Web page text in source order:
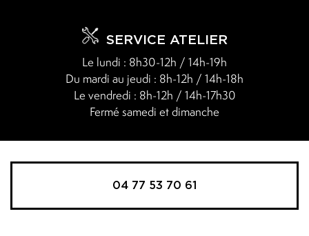
SERVICE ATELIER
Le lundi : 8h30-12h / 14h-19h
Du mardi au jeudi : 8h-12h / 14h-18h
Le vendredi : 8h-12h / 14h-17h30
Fermé samedi et dimanche
04 77 53 70 61